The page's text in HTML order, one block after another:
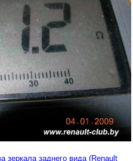
зеркала заднего вида (Renault